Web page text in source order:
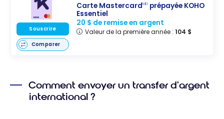
Carte MastercardMD prépayée KOHO
Essentiel
20 $ de remise en argent
Valeur de la première année : 104 $
Souscrire
Comparer
Comment envoyer un transfer d’argent
international ?